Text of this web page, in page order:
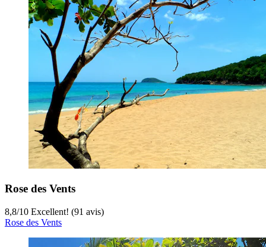
Rose des Vents
8,8/10 Excellent! (91 avis)
Rose des Vents